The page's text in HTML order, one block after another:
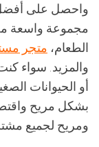
واحصل على أفضل
مجموعة واسعة من
الطعام، متجر
والمزيد. سواء
أو الحيوانات
بشكل مريح
ومريح لجميع